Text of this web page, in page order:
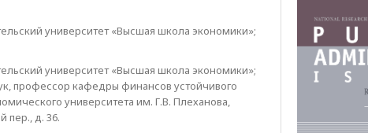
университет «Высшая школа экономики»;
университет «Высшая школа экономики»;
профессор кафедры финансов устойчивого
университета им. Г.В. Плеханова,
пер., д. 36.